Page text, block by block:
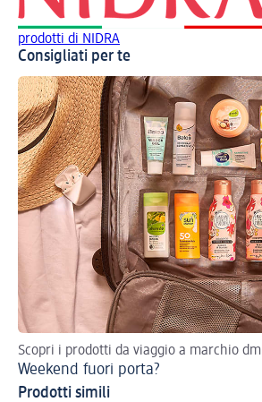
prodotti di NIDRA
Consigliati per te
Scopri i prodotti da viaggio a marchio dm
Weekend fuori porta?
Prodotti simili